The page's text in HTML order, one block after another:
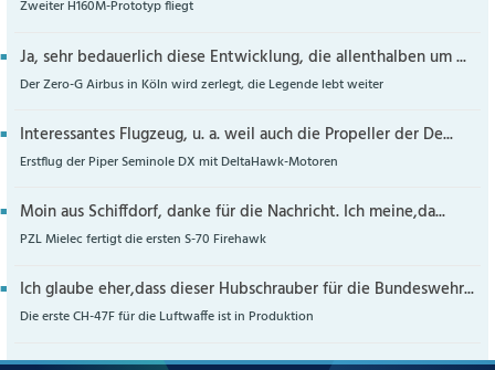
Zweiter H160M-Prototyp fliegt
Ja, sehr bedauerlich diese Entwicklung, die allenthalben um ...
Der Zero-G Airbus in Köln wird zerlegt, die Legende lebt weiter
Interessantes Flugzeug, u. a. weil auch die Propeller der De...
Erstflug der Piper Seminole DX mit DeltaHawk-Motoren
Moin aus Schiffdorf, danke für die Nachricht. Ich meine,da...
PZL Mielec fertigt die ersten S-70 Firehawk
Ich glaube eher,dass dieser Hubschrauber für die Bundeswehr...
Die erste CH-47F für die Luftwaffe ist in Produktion